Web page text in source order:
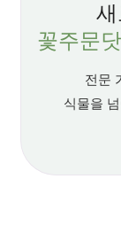
꽃주문
전문
식물을